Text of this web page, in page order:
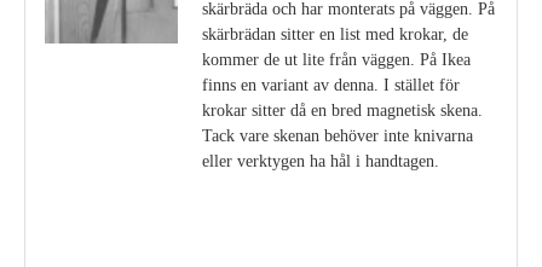
skärbräda och har monterats på väggen. På
skärbrädan sitter en list med krokar, de
kommer de ut lite från väggen. På Ikea
finns en variant av denna. I stället för
krokar sitter då en bred magnetisk skena.
Tack vare skenan behöver inte knivarna
eller verktygen ha hål i handtagen.